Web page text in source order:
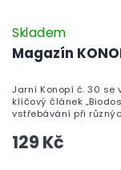
Magazín
Skladem
129 Kč
Jarní Konopí č. 30 se
klíčový článek
vstřebávání při
pro pochopení
článku Použití a
texty o sexuálním
konopné klinice